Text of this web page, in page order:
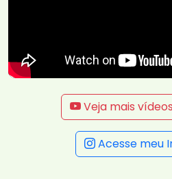
Veja mais
Acesse meu